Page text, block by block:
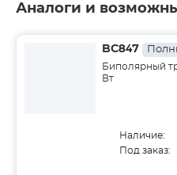
Аналоги и
BC847
Биполярный
Вт
Наличие:
Под заказ: